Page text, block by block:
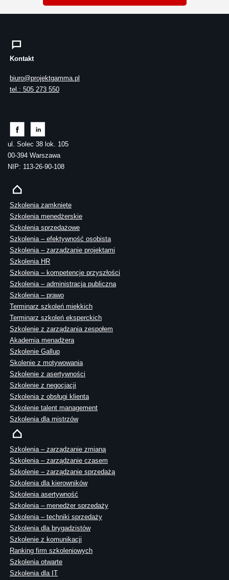
Kontakt
biuro@projektgamma.pl
tel.: 505 273 550
ul. Solec 38 lok. 105
00-394 Warszawa
NIP: 113-26-90-108
Szkolenia zamknięte
Szkolenia menedżerskie
Szkolenia sprzedażowe
Szkolenia – efektywność osobista
Szkolenia – zarządzanie projektami
Szkolenia HR
Szkolenia – kompetencje przyszłości
Szkolenia – administracja publiczna
Szkolenia – prawo
Terminarz szkoleń miękkich
Terminarz szkoleń eksperckich
Szkolenie z zarządzania zespołem
Akademia menadżera
Szkolenie Gallup
Skolenie z motywowania
Szkolenie z asertywności
Szkolenie z negocjacji
Szkolenia z obsługi klienta
Szkolenie talent management
Szkolenia dla mistrzów
Szkolenia – zarządzanie zmianą
Szkolenia – zarządzanie czasem
Szkolenie – zarządzanie sprzedażą
Szkolenia dla kierowników
Szkolenia asertywność
Szkolenia – menedżer sprzedaży
Szkolenia – techniki sprzedaży
Szkolenia dla brygadzistów
Szkolenie z komunikacji
Ranking firm szkoleniowych
Szkolenia otwarte
Szkolenia dla IT